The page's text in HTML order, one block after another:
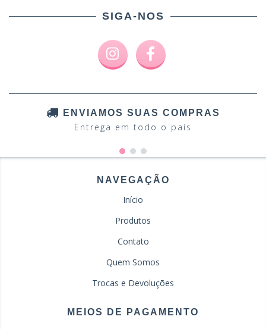
SIGA-NOS
ENVIAMOS SUAS COMPRAS
Entrega em todo o país
NAVEGAÇÃO
Início
Produtos
Contato
Quem Somos
Trocas e Devoluções
MEIOS DE PAGAMENTO